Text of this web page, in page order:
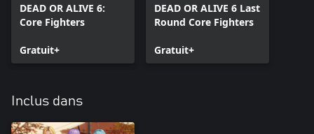
DEAD OR ALIVE 6:
Core Fighters
Gratuit+
DEAD OR ALIVE 6 Last
Round Core Fighters
Gratuit+
Inclus dans